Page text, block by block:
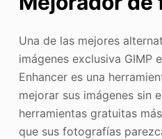
Una de las mejores
imágenes exclusiva GIMP
Enhancer es una
mejorar sus imágenes sin
herramientas gratuitas
que sus fotografías